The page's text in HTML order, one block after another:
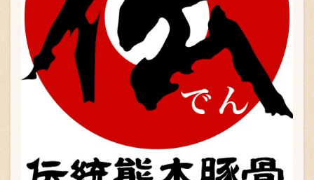
〒869-1107 熊本県菊池郡菊陽町辛川448
TEL: 096-349-2222
FAX:096-349-2288